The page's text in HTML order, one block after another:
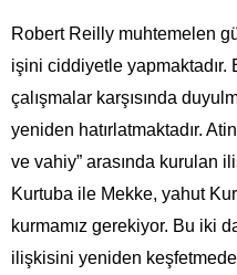
Robert Reilly muhtemelen
işini ciddiyetle yapmaktadır.
çalışmalar karşısında
yeniden hatırlatmaktadır.
ve vahiy” arasında kurulan
Kurtuba ile Mekke, yahut
kurmamız gerekiyor. Bu iki
ilişkisini yeniden